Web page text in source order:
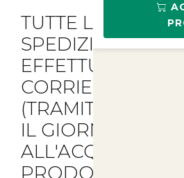
TUTTE LE
SPEDIZIONI
EFFETTUATE CON
CORRIERE GLS O
(TRAMITE POSTE
IL GIORNO
ALL'ACQUISTO
PRODOTTO